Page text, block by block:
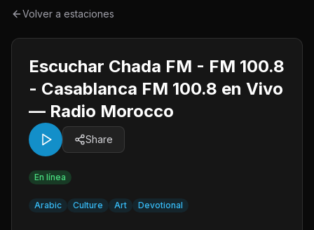
Volver a estaciones
Escuchar Chada FM - FM 100.8
- Casablanca FM 100.8 en Vivo
— Radio Morocco
Share
En línea
Arabic Culture Art Devotional